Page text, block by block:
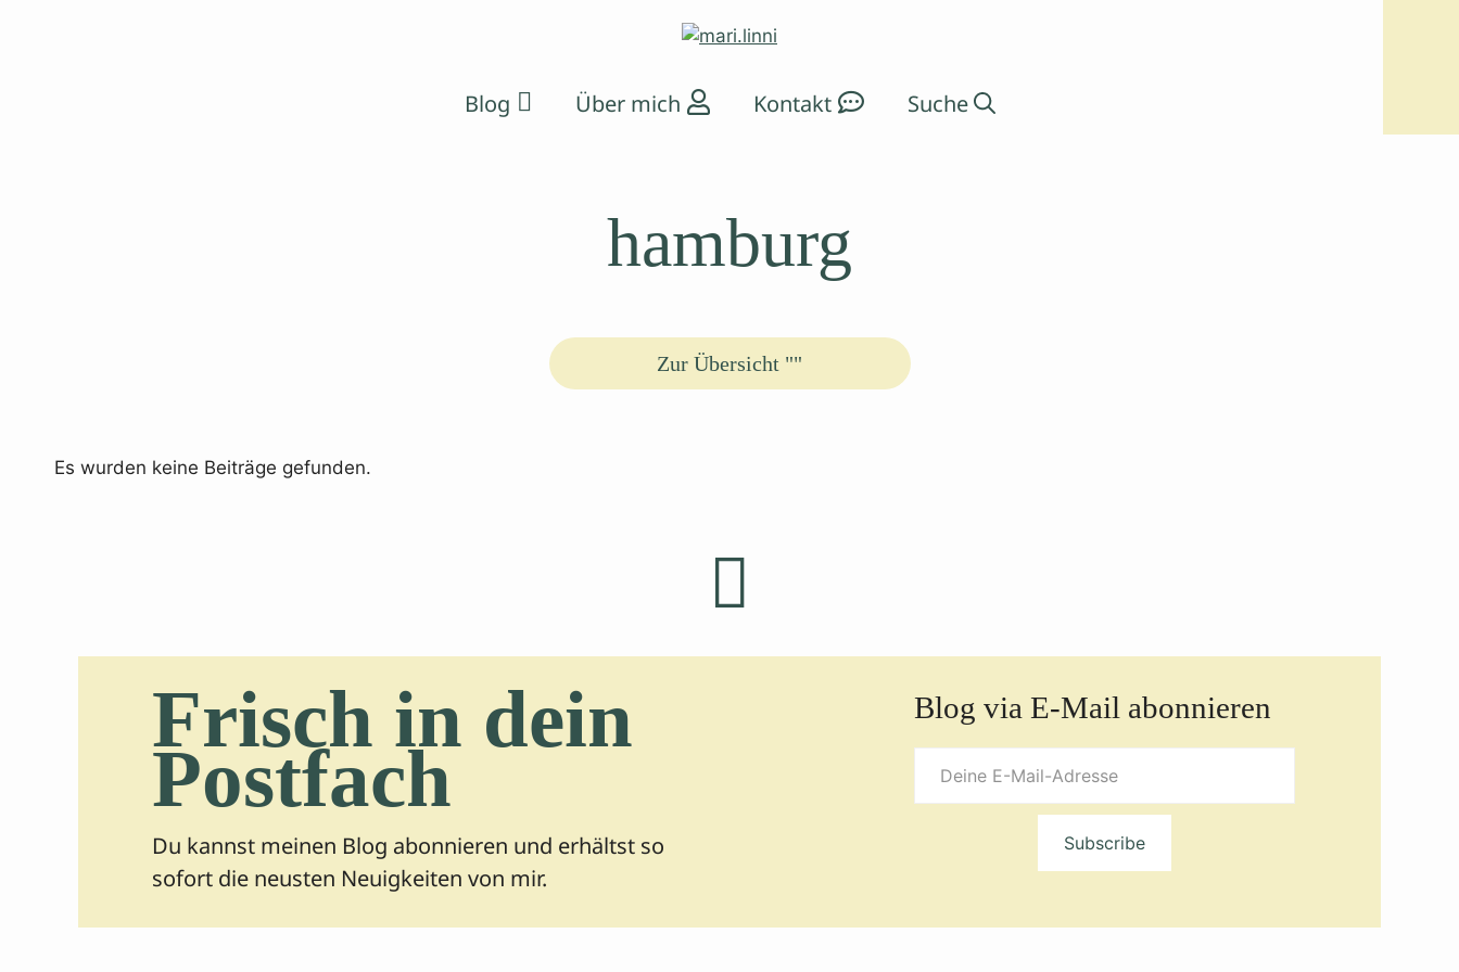
Blog Über mich Kontakt
hamburg
Zur Übersicht ""
Es wurden keine Beiträge gefunden.
Frisch in dein
Postfach
Du kannst meinen Blog abonnieren und erhältst so
sofort die neusten Neuigkeiten von mir.
Blog via E-Mail abonnieren
Deine
Subscribe